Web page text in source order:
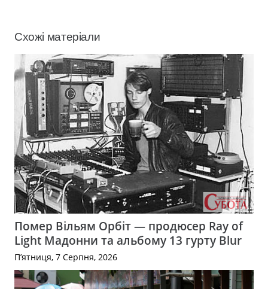
Схожі матеріали
Помер Вільям Орбіт — продюсер Ray of
Light Мадонни та альбому 13 гурту Blur
П’ятниця, 7 Серпня, 2026